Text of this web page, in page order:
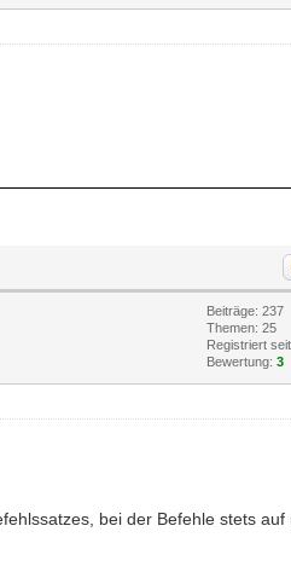
Beiträge: 237
Themen: 25
Registriert
Bewertung:3
bei der Befehle stets auf